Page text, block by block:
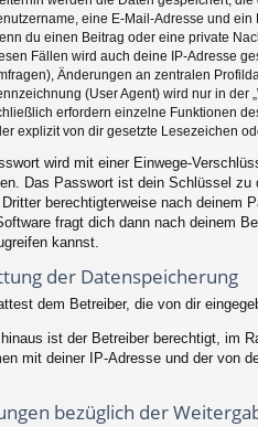
eine E-Mail-Adresse und
du einen Beitrag oder eine private
Fällen wird auch deine IP-Adresse
Änderungen an zentralen
(User Agent) wird nur in der
erfordern einzelne Funktionen
explizit von dir gesetzte Lesezeichen
wird mit einer Einwege-
Das Passwort ist dein Schlüssel
berechtigterweise nach deinem
fragt dich dann nach deinem
kannst.
der Datenspeicherung
dem Betreiber, die von dir
hinaus ist der Betreiber berechtigt, im
mit deiner IP-Adresse und der von
bezüglich der